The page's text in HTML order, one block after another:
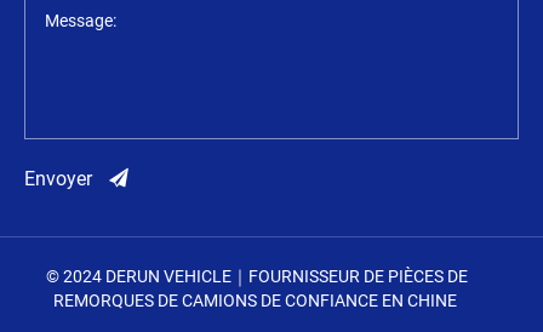
Message:
Envoyer
© 2024 DERUN VEHICLE｜FOURNISSEUR DE PIÈCES DE
REMORQUES DE CAMIONS DE CONFIANCE EN CHINE